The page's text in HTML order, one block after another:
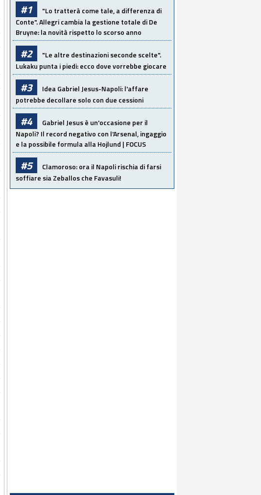
#1
"Lo tratterà come tale, a differenza di
Conte". Allegri cambia la gestione totale di De
Bruyne: la novità rispetto lo scorso anno
#2
"Le altre destinazioni seconde scelte".
Lukaku punta i piedi: ecco dove vorrebbe giocare
#3
Idea Gabriel Jesus-Napoli: l'affare
potrebbe decollare solo con due cessioni
#4
Gabriel Jesus è un'occasione per il
Napoli? Il record negativo con l'Arsenal, ingaggio
e la possibile formula alla Hojlund | FOCUS
#5
Clamoroso: ora il Napoli rischia di farsi
soffiare sia Zeballos che Favasuli!